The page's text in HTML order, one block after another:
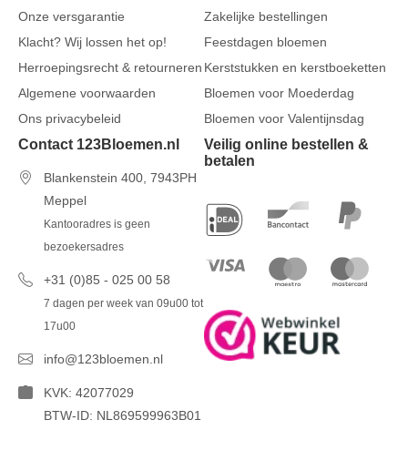
Onze versgarantie
Klacht? Wij lossen het op!
Herroepingsrecht & retourneren
Algemene voorwaarden
Ons privacybeleid
Zakelijke bestellingen
Feestdagen bloemen
Kerststukken en kerstboeketten
Bloemen voor Moederdag
Bloemen voor Valentijnsdag
Contact 123Bloemen.nl
Blankenstein 400, 7943PH
Meppel
Kantooradres is geen
bezoekersadres
+31 (0)85 - 025 00 58
7 dagen per week van 09u00 tot
17u00
info@123bloemen.nl
KVK: 42077029
BTW-ID: NL869599963B01
Veilig online bestellen &
betalen